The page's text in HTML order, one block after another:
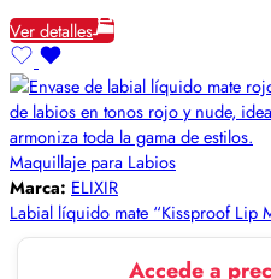
Ver detalles
Maquillaje para Labios
Marca: ELIXIR
Labial líquido mate “Kissproof Lip
Accede a